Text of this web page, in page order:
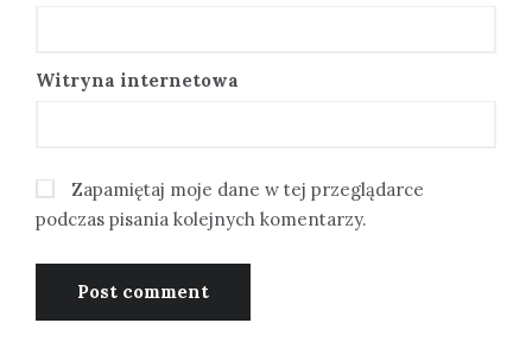
Witryna internetowa
Zapamiętaj moje dane w tej przeglądarce
podczas pisania kolejnych komentarzy.